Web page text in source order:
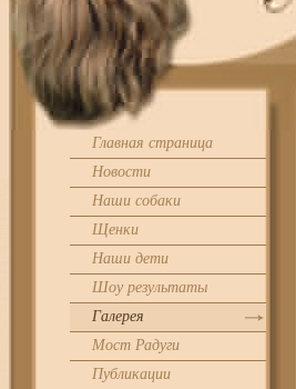
Главная страница
Новости
Наши собаки
Щенки
Наши дети
Шоу результаты
Галерея
Мост Радуги
Публикации